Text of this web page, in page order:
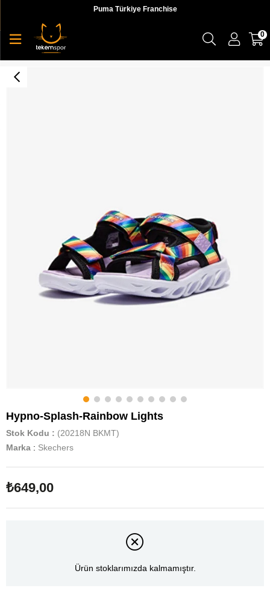
Puma Türkiye Franchise
0
Hypno-Splash-Rainbow Lights
Stok Kodu
(20218N BKMT)
Marka : Skechers
₺649,00
Ürün stoklarımızda kalmamıştır.